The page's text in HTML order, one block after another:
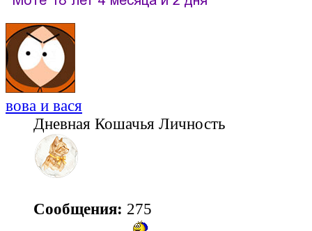
вова и вася
Дневная Кошачья Личность
Сообщения: 275